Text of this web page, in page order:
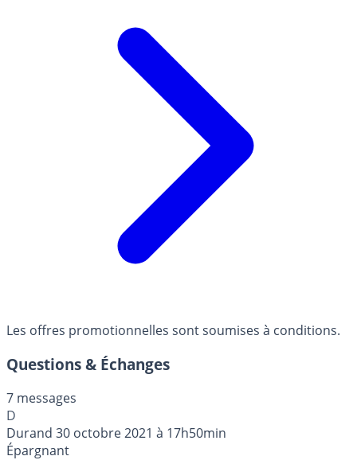
Les offres promotionnelles sont soumises à conditions.
Questions & Échanges
7 messages
D
Durand 30 octobre 2021 à 17h50min
Épargnant